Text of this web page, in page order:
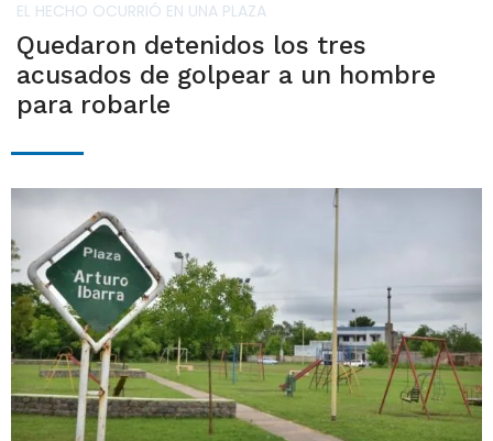
EL HECHO OCURRIÓ EN UNA PLAZA
Quedaron detenidos los tres
acusados de golpear a un hombre
para robarle